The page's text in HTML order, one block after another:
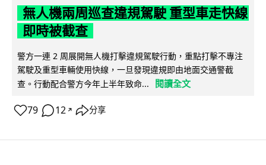
無人機兩周巡查違規駕駛 重型車走快線
即時被截查
警方一連 2 周展開無人機打擊違規駕駛行動，重點打擊不專注
駕駛及重型車輛使用快線，一旦發現違規即由地面交通警截
查。行動配合警方今年上半年致命...
閱讀全文
79 12 ↗ 分享